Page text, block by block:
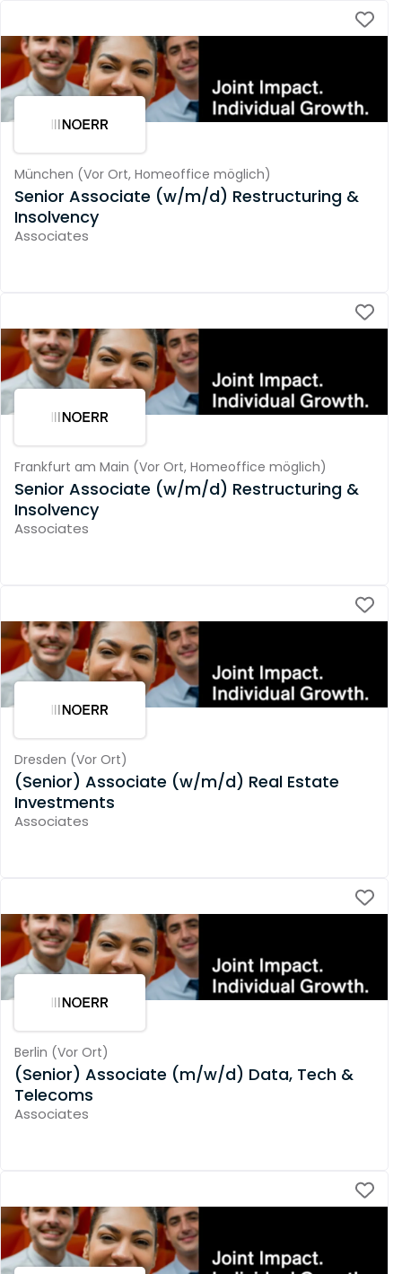
München (Vor Ort, Homeoffice möglich)
Senior Associate (w/m/d) Restructuring &
Insolvency
Associates
Frankfurt am Main (Vor Ort, Homeoffice möglich)
Senior Associate (w/m/d) Restructuring &
Insolvency
Associates
Dresden (Vor Ort)
(Senior) Associate (w/m/d) Real Estate
Investments
Associates
Berlin (Vor Ort)
(Senior) Associate (m/w/d) Data, Tech &
Telecoms
Associates